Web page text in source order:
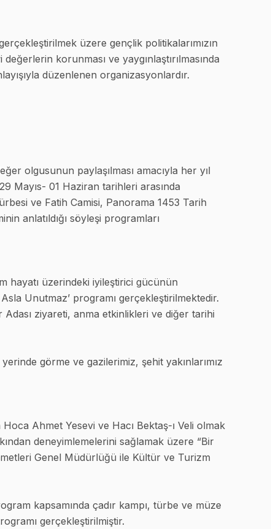
üzere gençlik politikalarımızın
korunması ve yaygınlaştırılmasında
düzenlenen organizasyonlardır.
olgusunun paylaşılması amacıyla her yıl
Mayıs- 01 Haziran tarihleri arasında
ve Fatih Camisi, Panorama 1453 Tarih
anlatıldığı söyleşi programları
hayatı üzerindeki iyileştirici gücünün
Unutmaz’ programı gerçekleştirilmektedir.
ziyareti, anma etkinlikleri ve diğer tarihi
görme ve gazilerimiz, şehit yakınlarımız
Ahmet Yesevi ve Hacı Bektaş-ı Veli olmak
deneyimlemelerini sağlamak üzere “Bir
Genel Müdürlüğü ile Kültür ve Turizm
kapsamında çadır kampı, türbe ve müze
gerçekleştirilmiştir.